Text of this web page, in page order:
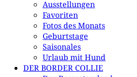
Ausstellungen
Favoriten
Fotos des Monats
Geburtstage
Saisonales
Urlaub mit Hund
DER BORDER COLLIE